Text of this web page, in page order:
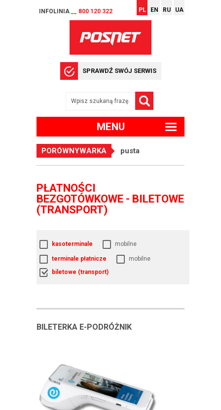
INFOLINIA __ 800 120 322 PL EN RU UA
SPRAWDŹ SWÓJ SERWIS
MENU
PORÓWNYWARKA pusta
PŁATNOŚCI
BEZGOTÓWKOWE - BILETOWE
(TRANSPORT)
kasoterminale mobilne
terminale płatnicze
mobilne
biletowe (transport)
BILETERKA E-PODRÓŻNIK